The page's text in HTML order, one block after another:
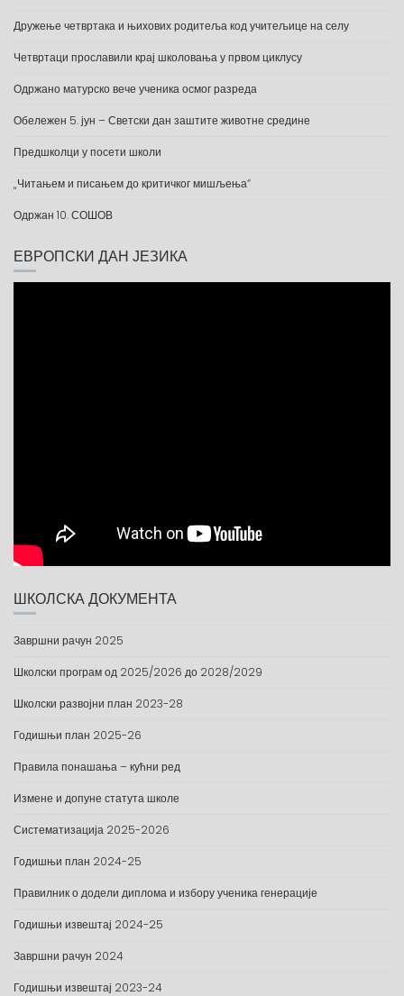
Дружење четвртака и њихових родитеља код учитељице на селу
Четвртаци прославили крај школовања у првом циклусу
Одржано матурско вече ученика осмог разреда
Обележен 5. јун – Светски дан заштите животне средине
Предшколци у посети школи
„Читањем и писањем до критичког мишљења“
Одржан 10. СОШОВ
ЕВРОПСКИ ДАН ЈЕЗИКА
ШКОЛСКА ДОКУМЕНТА
Завршни рачун 2025
Школски програм од 2025/2026 до 2028/2029
Школски развојни план 2023-28
Годишњи план 2025-26
Правила понашања – кућни ред
Измене и допуне статута школе
Систематизација 2025-2026
Годишњи план 2024-25
Правилник о додели диплома и избору ученика генерације
Годишњи извештај 2024-25
Завршни рачун 2024
Годишњи извештај 2023-24